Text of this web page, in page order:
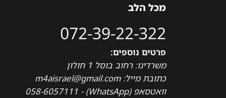
מכל הלב
072-39-22-322
פרטים נוספים:
משרדינו: רחוב בוסל 1 חולון
כתובת מייל: m4aisrael@gmail.com
וואטסאפ (WhatsApp) - 058-6057111